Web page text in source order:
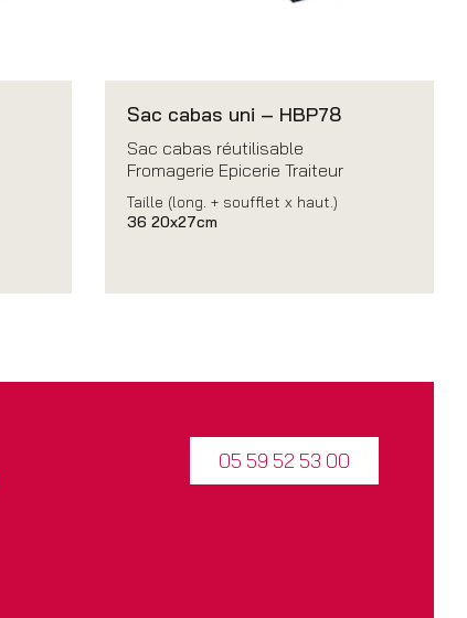
Sac cabas uni – HBP78
Sac cabas réutilisable
Fromagerie Epicerie Traiteur
Taille (long. + soufflet x haut.)
36 20x27cm
05 59 52 53 00